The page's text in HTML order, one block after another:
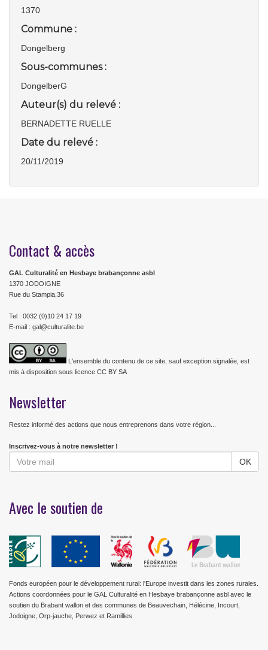
1370
Commune :
Dongelberg
Sous-communes :
DongelberG
Auteur(s) du relevé :
BERNADETTE RUELLE
Date du relevé :
20/11/2019
Contact & accès
GAL Culturalité en Hesbaye brabançonne asbl
1370 JODOIGNE
Rue du Stampia,36
Tel : 0032 (0)10 24 17 19
E-mail : gal@culturalite.be
L'ensemble du contenu de ce site, sauf exception signalée, est
mis à disposition sous licence CC BY SA
Newsletter
Restez informé des actions que nous entreprenons dans votre région...
Inscrivez-vous à notre newsletter !
Avec le soutien de
Fonds européen pour le développement rural: l'Europe investit dans les zones rurales.
Actions coordonnées pour le GAL Culturalité en Hesbaye brabançonne asbl avec le
soutien du Brabant wallon et des communes de Beauvechain, Hélécine, Incourt,
Jodoigne, Orp-jauche, Perwez et Ramillies